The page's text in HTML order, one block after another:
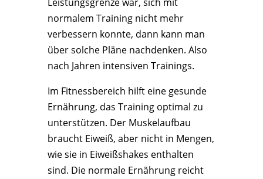
normalem Training nicht mehr
verbessern konnte, dann kann man
über solche Pläne nachdenken. Also
nach Jahren intensiven Trainings.
Im Fitnessbereich hilft eine gesunde
Ernährung, das Training optimal zu
unterstützen. Der Muskelaufbau
braucht Eiweiß, aber nicht in Mengen,
wie sie in Eiweißshakes enthalten
sind. Die normale Ernährung reicht